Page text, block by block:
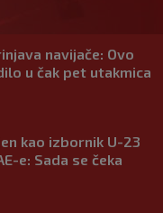
navijače: Ovo
u čak pet utakmica
kao izbornik U-23
e: Sada se čeka